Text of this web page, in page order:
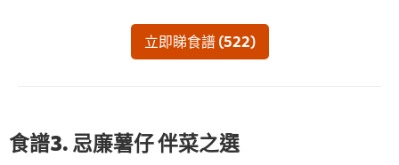
立即睇食譜 (522)
食譜3. 忌廉薯仔 伴菜之選